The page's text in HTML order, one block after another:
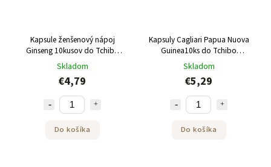
Kapsule ženšenový nápoj
Ginseng 10kusov do Tchibo
Cafissimo
Skladom
€4,79
Do košíka
Kapsuly Cagliari Papua Nuova
Guinea10ks do Tchibo
Cafissimo a Caffitaly
Skladom
€5,29
Do košíka